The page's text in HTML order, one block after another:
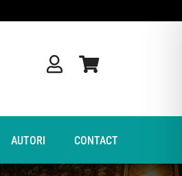
AUTORI CONTACT